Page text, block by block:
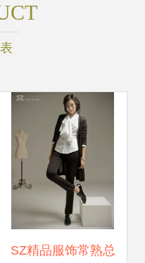
SZ精品服饰常熟总